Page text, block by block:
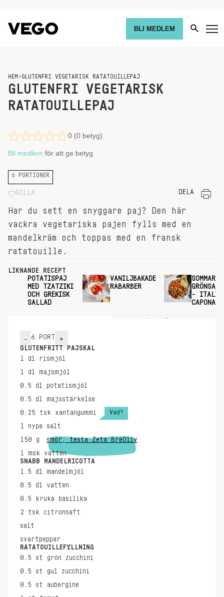
BLI MEDLEM
HEM › GLUTENFRI VEGETARISK RATATOUILLEPAJ
GLUTENFRI VEGETARISK
RATATOUILLEPAJ
0 (0 betyg)
Bli medlem för att ge betyg
6 PORTIONER
GILLA DELA
Har du sett en snyggare paj? Den här
vackra vegetariska pajen fylls med en
mandelkräm och toppas med en fransk
ratatouille.
LIKNANDE RECEPT
POTATISPAJ
MED TZATZIKI
OCH GREKISK
SALLAD
VANILJBAKADE
RABARBER
-
CAPONATA
- 6 PORT +
GLUTENFRITT PAJSKAL
1 dl
rismjöl
1 dl
majsmjöl
0.5 dl
potatismjöl
0.5 dl
majsstärkelse
0.25 tsk xantangummi Vad?
1 nypa
salt
150 g
smör, testa Zeta BreOliv
1 msk
vatten
SNABB MANDELRICOTTA
1.5 dl
mandelmjöl
0.5 dl
vatten
0.5
kruka
basilika
2 tsk
citronsaft
salt
svartpeppar
RATATOUILLEFYLLNING
0.5 st
grön zucchini
0.5 st
gul zucchini
0.5 st
aubergine